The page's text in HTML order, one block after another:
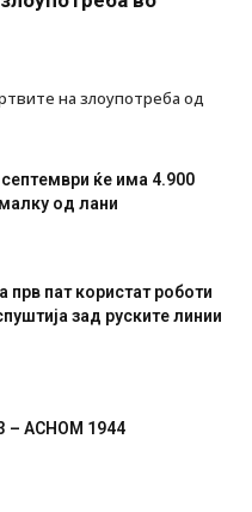
на злоупотреба од
ќе има 4.900
од лани
прв пат користат роботи
зад руските линии
– АСНОМ 1944